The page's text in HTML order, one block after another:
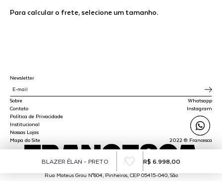
BLAZER ÉLAN - PRETO R$ 6.998,00
Para calcular o frete, selecione um tamanho.
Sobre
Contato
Política de Privacidade
Institucional
Nossas Lojas
Mapa do Site
Whatsapp
Instagram
2022 © Francesca
Newsletter
SPLY STUDIO LTDA - CNPJ 45.510.647/0001-00
Rua Mateus Grou N°604, Pinheiros, CEP 05415-040, São